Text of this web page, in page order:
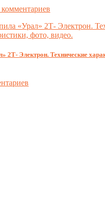
комментариев
2Т- Электрон. Технические